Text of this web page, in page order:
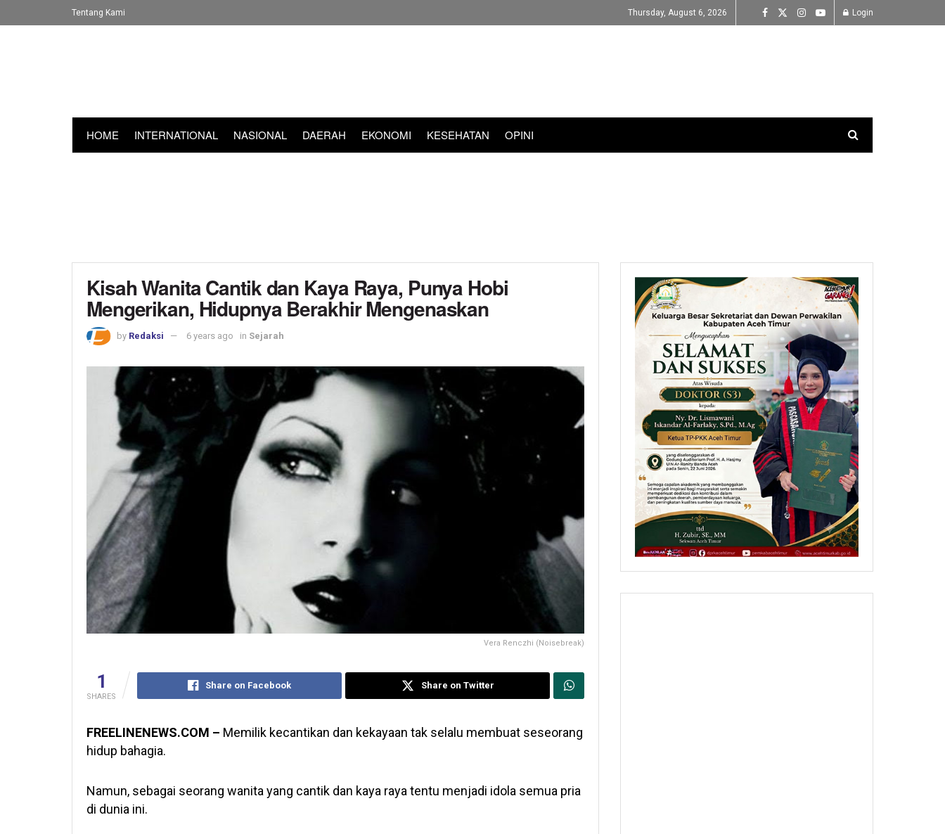
Tentang Kami Thursday, August 6, 2026 Login
HOME INTERNATIONAL NASIONAL DAERAH EKONOMI KESEHATAN OPINI
Kisah Wanita Cantik dan Kaya Raya, Punya Hobi
Mengerikan, Hidupnya Berakhir Mengenaskan
by Redaksi 6 years ago in Sejarah
Vera Renczhi (Noisebreak)
1
SHARES
Share on Facebook Share on Twitter
FREELINENEWS.COM – Memilik kecantikan dan kekayaan tak selalu membuat seseorang
hidup bahagia.
Namun, sebagai seorang wanita yang cantik dan kaya raya tentu menjadi idola semua pria
di dunia ini.